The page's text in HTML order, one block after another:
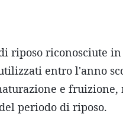
riposo riconosciute
entro l'anno
e fruizione,
periodo di riposo.